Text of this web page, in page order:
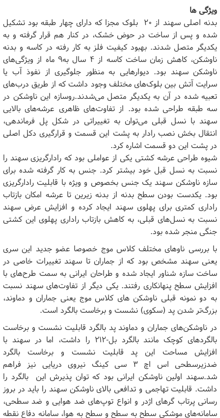
ویژگی ها
بدنه اصلی سهند از ۲۰ بلوک مجزا که دارای چهار طبقه بود تشکیل
شده و پس از ساخت در حوض خشک، در کنار هم قرار گرفته و به
یکدیگر متصل شدند. بهبود کیفیت فلز به کار رفته در کاسه و بدنه
ناوشکن، کاهش زمان ساخت کاسه از ۴ سال به۹ ماه از ویژگی‌های
ناوشکن سهند بود. دیوار‌هایی به منظور جلوگیری از نفوذ آب یا
سرایت آتش بین بلوک‌های مختلف وجود داشت که از طریق درب‌های
تعبیه شده در آن به یکدیگر متصل می‌شدند.روسازه این ناوشکن در
سه طبقه طراحی شده بود. از تفاوت‌های ظاهری عرشه‌های بالایی
سهند با نسل قبلی می‌توان به تغییراتی در شکل پل فرماندهی،
انتقال بخش نصب رادار به پشت این قسمت و قرارگیری دکل اصلی
در پشت این دو قسمت اشاره کرد.
شیوه طراحی عرشه کشتی یکی از عواملی بود که رادارگریزی سهند را
نسبت به نسل قبل خود بیشتر کرد. جنس به کار گرفته شده برای
سازه ناوشکن سهند یک جنس بخصوص و ویژه با قابلیت رادارگریزی
بود. یکدست بودن سطح بدنه از بدنه زیرین تا عرشه امکان بازتاب
راداری کمتری برای پهلوی سهند ایجاد کرده و افزایش عرض سهند
نسبت به نسل‌های قبلی، به کاهش بازتاب راداری پهلوی این کشتی
جنگی منجر شده بود.
با بررسی ناوهای مختلف کلاس موج خصوصا عضو جدید این سری
یعنی سهند مشخص بود که از جماران تا سهند تغییرات خاصی در
ساخت سازه شناور ایجاد شده و طراحان ایرانی به سمت طرح‌های با
افزایش سطح پنهانکاری رفتند. یکی دیگر از تفاوت‌های سهند نسبت
به دو نمونه قبلی ناوشکن های کلاس موج یعنی جماران و دماوند،
بزرگ‌تر شدن پد (سکوی) نشست و برخاست بالگرد است.
در ناوشکن‌های جماران و دماوند پد بالگرد قابلیت نشست و برخاست
بالگردهای کوچک مانند بالگرد بل-۲۱۲ را داشت، اما در سهند با
افزایش مساحت این پد قابلیت نشست و برخاست بالگرد
ضدزیرسطحی اس اچ ۳ سی کینگ نیروی دریایی نیز فراهم
شد.سهند اولین ناوشکن ایرانی بود که توان پذیرش این بالگرد را
داشت. قابلیت تهاجمی و تدافعی بالای ناوشکن سهند را باید در بروز
رسانی پرتاب گر‌های اژدر و انواع توپ‌های ضد هوایی و ضد سطحی،
سامانه‌های موشکی سطح به سطح و سطح به هوا، سامانه دفاع نقطه